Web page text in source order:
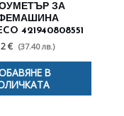
ЗА
421940808551
€ (37.40 лв.)
В